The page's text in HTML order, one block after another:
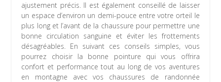
ajustement précis. Il est également conseillé de laisser
un espace d’environ un demi-pouce entre votre orteil le
plus long et l’avant de la chaussure pour permettre une
bonne circulation sanguine et éviter les frottements
désagréables. En suivant ces conseils simples, vous
pourrez choisir la bonne pointure qui vous offrira
confort et performance tout au long de vos aventures
en montagne avec vos chaussures de randonnée